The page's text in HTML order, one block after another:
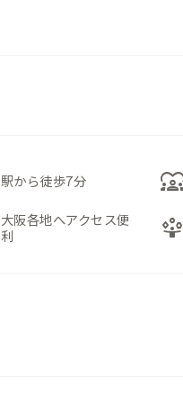
駅から徒歩7分
大阪各地へアクセス便
利
person_play